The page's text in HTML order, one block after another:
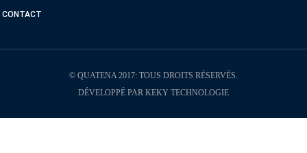
CONTACT
© QUATENA 2017: TOUS DROITS RÉSERVÉS.
DÉVELOPPÉ PAR KEKY TECHNOLOGIE